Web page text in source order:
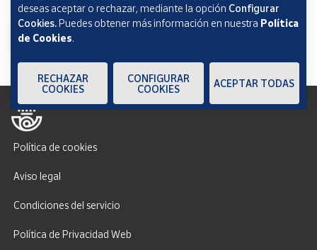
Política de cookies
Aviso legal
Condiciones del servicio
Política de Privacidad Web
deseas aceptar o rechazar, mediante la opción Configurar
Cookies.Puedes obtener más información en nuestra Política
de Cookies.
RECHAZAR
COOKIES
CONFIGURAR
COOKIES
ACEPTAR TODAS